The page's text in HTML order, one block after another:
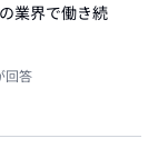
業界で働き続
回答